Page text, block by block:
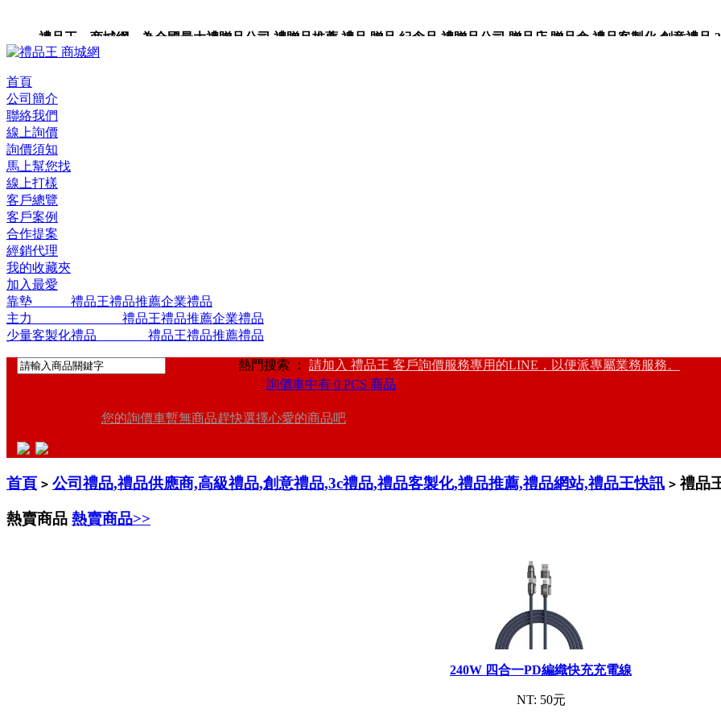
禮品王 商城網 為全國最大禮贈品公司,禮贈品推薦,禮品,贈品,紀念品,禮贈品公司,贈品店,贈品盒,禮品客製化,創意禮品
站。
首頁
公司簡介
聯絡我們
線上詢價
詢價須知
馬上幫您找
線上打樣
客戶總覽
客戶案例
合作提案
經銷代理
我的收藏夾
加入最愛
靠墊 禮品王禮品推薦企業禮品
主力 禮品王禮品推薦企業禮品
少量客製化禮品 禮品王禮品推薦禮品
熱門搜索 ： 請加入 禮品王 客戶詢價服務專用的LINE，以便派專屬業務服務。
詢價車中有 0 PCS 商品
您的詢價車暫無商品趕快選擇心愛的商品吧
首頁 > 公司禮品,禮品供應商,高級禮品,創意禮品,3c禮品,禮品客製化,禮品推薦,禮品網站,禮品王快訊 > 禮品
熱賣商品 熱賣商品>>
240W 四合一PD編織快充充電線
NT: 50元